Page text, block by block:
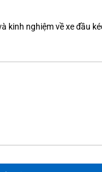
nghiệm về xe đầu